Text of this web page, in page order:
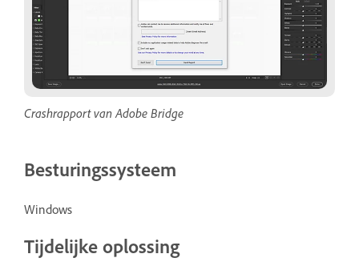
Crashrapport van Adobe Bridge
Besturingssysteem
Windows
Tijdelijke oplossing